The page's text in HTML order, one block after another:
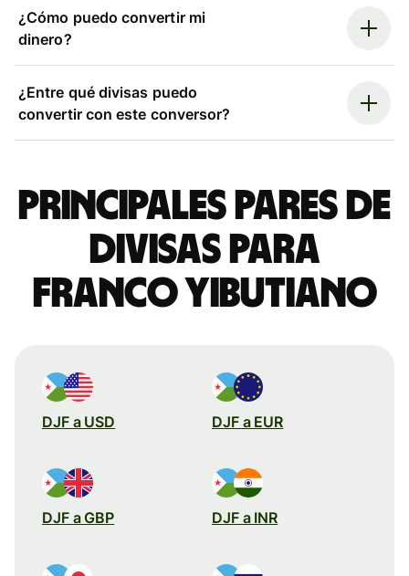
¿Cómo puedo convertir mi
dinero?
¿Entre qué divisas puedo
convertir con este conversor?
Principales pares de
divisas para
franco yibutiano
DJF a USD DJF a EUR
DJF a GBP DJF a INR